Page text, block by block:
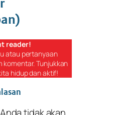
reader!
atau pertanyaan
komentar. Tunjukkan
hidup dan aktif!